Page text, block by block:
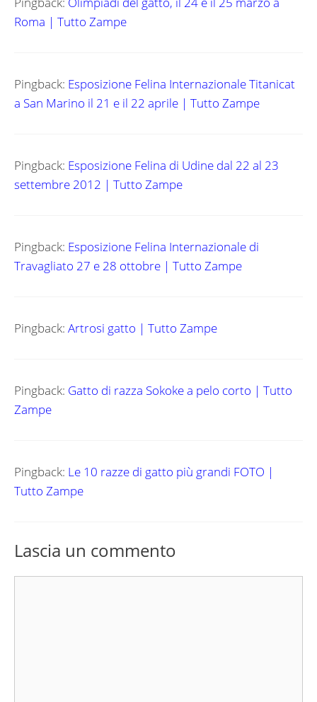
Roma | Tutto Zampe
Pingback: Esposizione Felina Internazionale Titanicat
a San Marino il 21 e il 22 aprile | Tutto Zampe
Pingback: Esposizione Felina di Udine dal 22 al 23
settembre 2012 | Tutto Zampe
Pingback: Esposizione Felina Internazionale di
Travagliato 27 e 28 ottobre | Tutto Zampe
Pingback: Artrosi gatto | Tutto Zampe
Pingback: Gatto di razza Sokoke a pelo corto | Tutto
Zampe
Pingback: Le 10 razze di gatto più grandi FOTO |
Tutto Zampe
Lascia un commento